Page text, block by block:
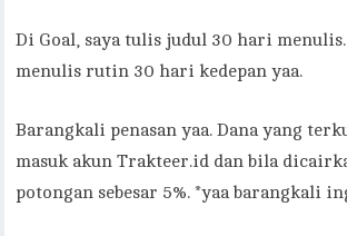
Di Goal, saya tulis judul 30 hari menulis.
menulis rutin 30 hari kedepan yaa.
Barangkali penasan yaa. Dana yang
masuk akun Trakteer.id dan bila
potongan sebesar 5%. *yaa barangkali